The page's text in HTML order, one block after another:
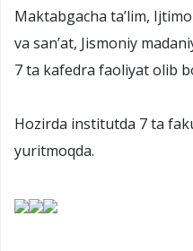
Maktabgacha ta’lim,
va san’at, Jismoniy
7 ta kafedra faoliyat olib
Hozirda institutda 7 ta
yuritmoqda.​​​​